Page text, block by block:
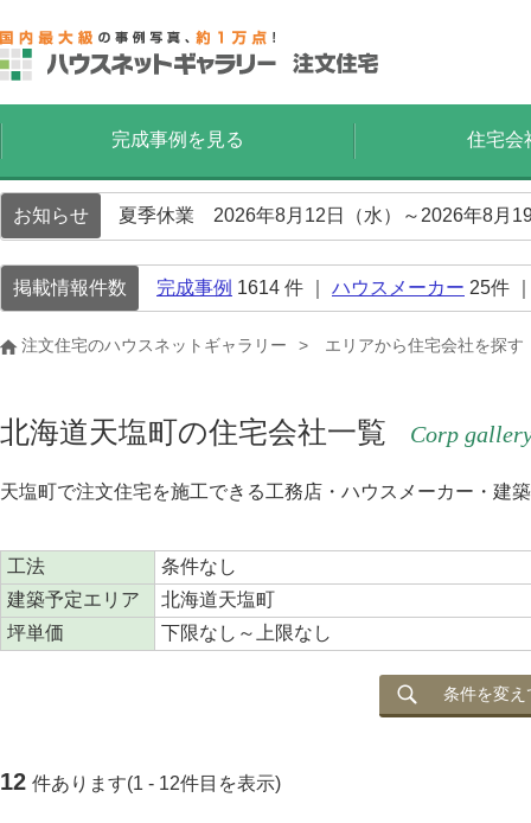
完成事例を見る 住宅会
お知らせ 夏季休業 2026年8月12日（水）～2026年8月
掲載情報件数 完成事例 1614 件 ｜ ハウスメーカー 25件
注文住宅のハウスネットギャラリー エリアから住宅会社を探す
北海道天塩町の住宅会社一覧 Corp
天塩町で注文住宅を施工できる工務店・ハウスメーカー・建
工法
条件なし
建築予定エリア
北海道天塩町
坪単価
下限なし～上限なし
条件を変え
12 件あります(1 - 12件目を表示)